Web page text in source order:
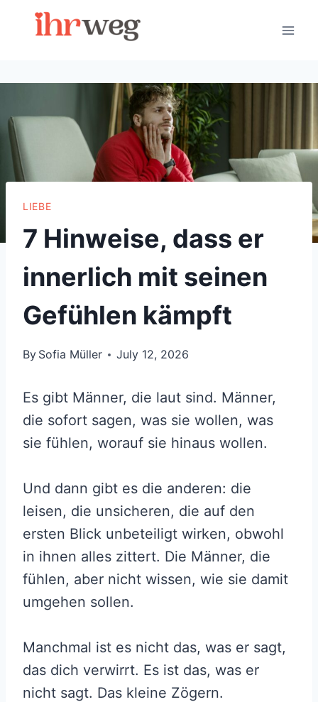
LIEBE
7 Hinweise, dass er
innerlich mit seinen
Gefühlen kämpft
By Sofia Müller July 12, 2026
Es gibt Männer, die laut sind. Männer,
die sofort sagen, was sie wollen, was
sie fühlen, worauf sie hinaus wollen.
Und dann gibt es die anderen: die
leisen, die unsicheren, die auf den
ersten Blick unbeteiligt wirken, obwohl
in ihnen alles zittert. Die Männer, die
fühlen, aber nicht wissen, wie sie damit
umgehen sollen.
Manchmal ist es nicht das, was er sagt,
das dich verwirrt. Es ist das, was er
nicht sagt. Das kleine Zögern.